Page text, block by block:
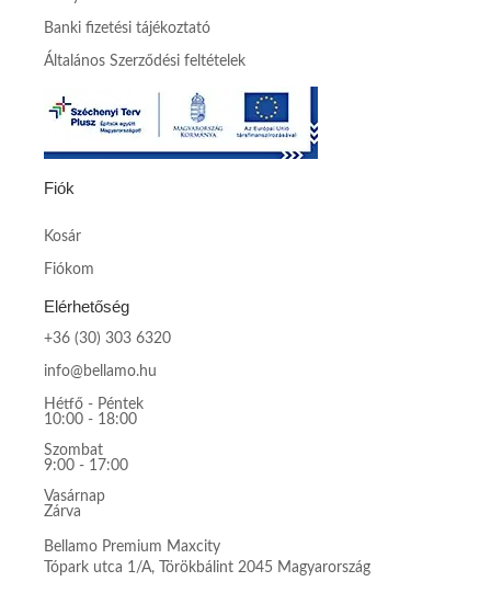
Banki fizetési tájékoztató
Általános Szerződési feltételek
Fiók
Kosár
Fiókom
Elérhetőség
+36 (30) 303 6320
info@bellamo.hu
Hétfő - Péntek
10:00 - 18:00
Szombat
9:00 - 17:00
Vasárnap
Zárva
Bellamo Premium Maxcity
Tópark utca 1/A, Törökbálint 2045 Magyarország